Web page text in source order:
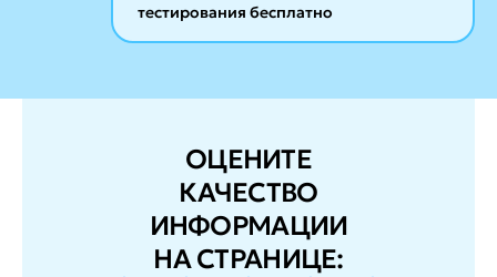
тестирования бесплатно
ОЦЕНИТЕ
КАЧЕСТВО
ИНФОРМАЦИИ
НА СТРАНИЦЕ: